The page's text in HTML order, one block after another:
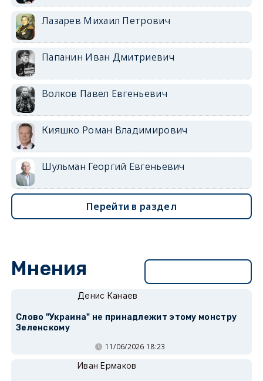
Лазарев Михаил Петрович
Папанин Иван Дмитриевич
Волков Павел Евгеньевич
Кияшко Роман Владимирович
Шульман Георгий Евгеньевич
Перейти в раздел
Мнения
Денис Канаев
Слово "Украина" не принадлежит этому монстру
Зеленскому
11/06/2026 18:23
Иван Ермаков